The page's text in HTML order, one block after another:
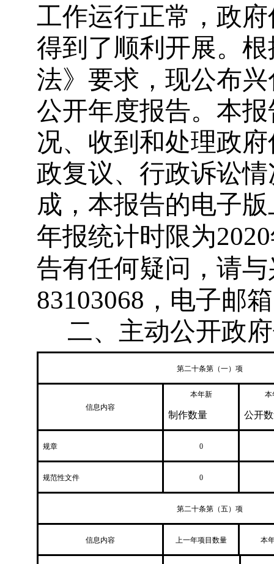
工作运行正常，政
得到了顺利开展。
法》要求，现公布
公开年度报告。本
况、收到和处理政
政复议、行政诉讼
成，本报告的电子
年报统计时限为2020
告有任何疑问，请
83103068 ，电子邮
二、主动公开政
第二十条第（一）项
信息内容
本年新
制作数量
本
公开
规章 0
规范性文件 0
第二十条第（五）项
信息内容 上一年项目数量 本